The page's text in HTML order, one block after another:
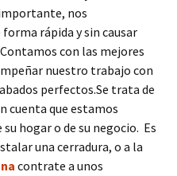
nos
rápida y sin causar
con las mejores
nuestro trabajo con
perfectos.Se trata de
cuenta que estamos
hogar o de su negocio. Es
una cerradura, o a la
contrate a unos